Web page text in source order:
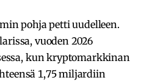
pohja petti uudelleen.
vuoden 2026
kun kryptomarkkinan
1,75 miljardiin